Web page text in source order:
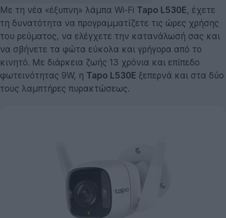
Με τη νέα «έξυπνη» λάμπα Wi-Fi Tapo L530E, έχετε
τη δυνατότητα να προγραμματίζετε τις ώρες χρήσης
του ρεύματος, να ελέγχετε την κατανάλωσή σας και
να σβήνετε τα φώτα εύκολα και γρήγορα από το
κινητό. Με διάρκεια ζωής 13 χρόνια και επίπεδο
φωτεινότητας 9W, η Tapo L530E ξεπερνά και στα δύο
τους λαμπτήρες πυρακτώσεως.